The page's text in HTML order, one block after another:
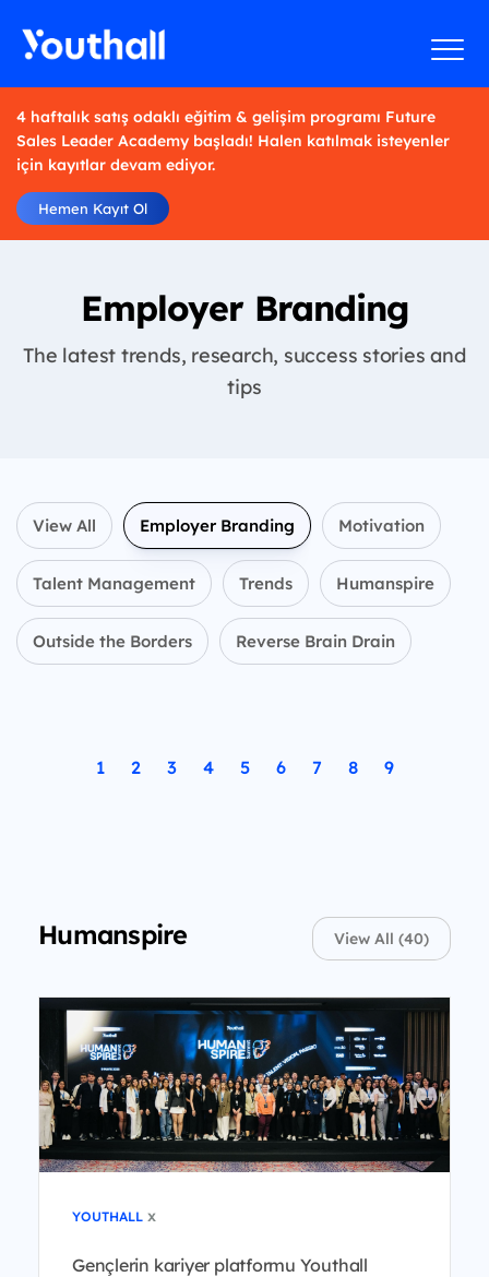
4 haftalık satış odaklı eğitim & gelişim programı Future
Sales Leader Academy başladı! Halen katılmak isteyenler
için kayıtlar devam ediyor.
Hemen Kayıt Ol
Employer Branding
The latest trends, research, success stories and
tips
View All Employer Branding Motivation
Talent Management Trends Humanspire
Outside the Borders Reverse Brain Drain
1 2 3 4 5 6 7 8 9
Humanspire View All (40)
YOUTHALL x
Gençlerin kariyer platformu Youthall